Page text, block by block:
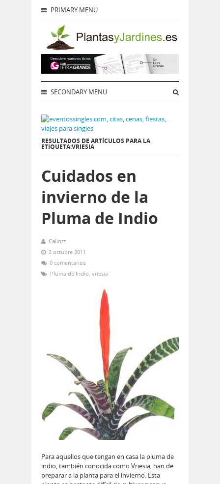
PRIMARY MENU
SECONDARY MENU
RESULTADOS DE ARTÍCULOS PARA LA
ETIQUETA:VRIESIA
Cuidados en
invierno de la
Pluma de Indio
Calintz
2 octubre 2011
0 comentarios
Pluma de Indio, vriesia
Para aquellos que tengan en casa la pluma de
indio, también conocida como Vriesia, han de
preparar a la planta para el invierno. Esta